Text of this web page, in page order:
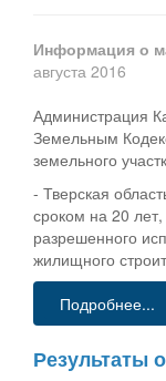
Информация о
августа 2016
Администрация
Земельным
земельного
- Тверская
сроком на 20
разрешенного
жилищного
Подробнее...
Результаты